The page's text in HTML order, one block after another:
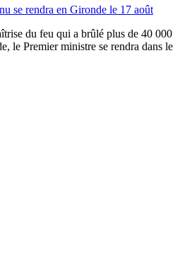
se rendra en Gironde le 17 août
du feu qui a brûlé plus de 40 000
le Premier ministre se rendra dans le